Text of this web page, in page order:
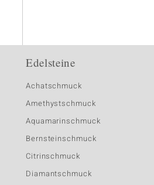
Edelsteine
Achatschmuck
Amethystschmuck
Aquamarinschmuck
Bernsteinschmuck
Citrinschmuck
Diamantschmuck